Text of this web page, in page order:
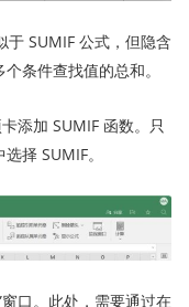
于 SUMIF 公式，但隐含
条件查找值的总和。
添加 SUMIF 函数。只
择 SUMIF。
口。此处，需要通过在